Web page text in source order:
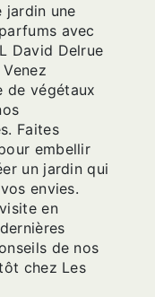
jardin une
avec
David Delrue
de végétaux
Faites
embellir
un jardin qui
envies.
en
de nos
chez Les